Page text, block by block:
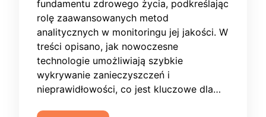
fundamentu zdrowego życia, podkreślając
rolę zaawansowanych metod
analitycznych w monitoringu jej jakości. W
treści opisano, jak nowoczesne
technologie umożliwiają szybkie
wykrywanie zanieczyszczeń i
nieprawidłowości, co jest kluczowe dla…